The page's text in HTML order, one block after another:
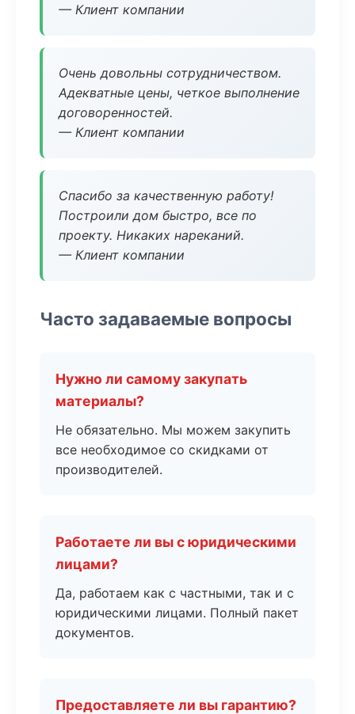
— Клиент компании
Очень довольны сотрудничеством.
Адекватные цены, четкое выполнение
договоренностей.
— Клиент компании
Спасибо за качественную работу!
Построили дом быстро, все по
проекту. Никаких нареканий.
— Клиент компании
Часто задаваемые вопросы
Нужно ли самому закупать
материалы?
Не обязательно. Мы можем закупить
все необходимое со скидками от
производителей.
Работаете ли вы с юридическими
лицами?
Да, работаем как с частными, так и с
юридическими лицами. Полный пакет
документов.
Предоставляете ли вы гарантию?